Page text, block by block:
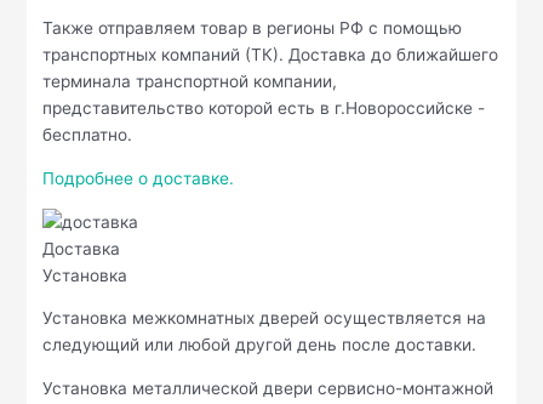
Также отправляем товар в регионы РФ с помощью
транспортных компаний (ТК). Доставка до ближайшего
терминала транспортной компании,
представительство которой есть в г.Новороссийске -
бесплатно.
Подробнее о доставке.
Доставка
Установка
Установка межкомнатных дверей осуществляется на
следующий или любой другой день после доставки.
Установка металлической двери сервисно-монтажной